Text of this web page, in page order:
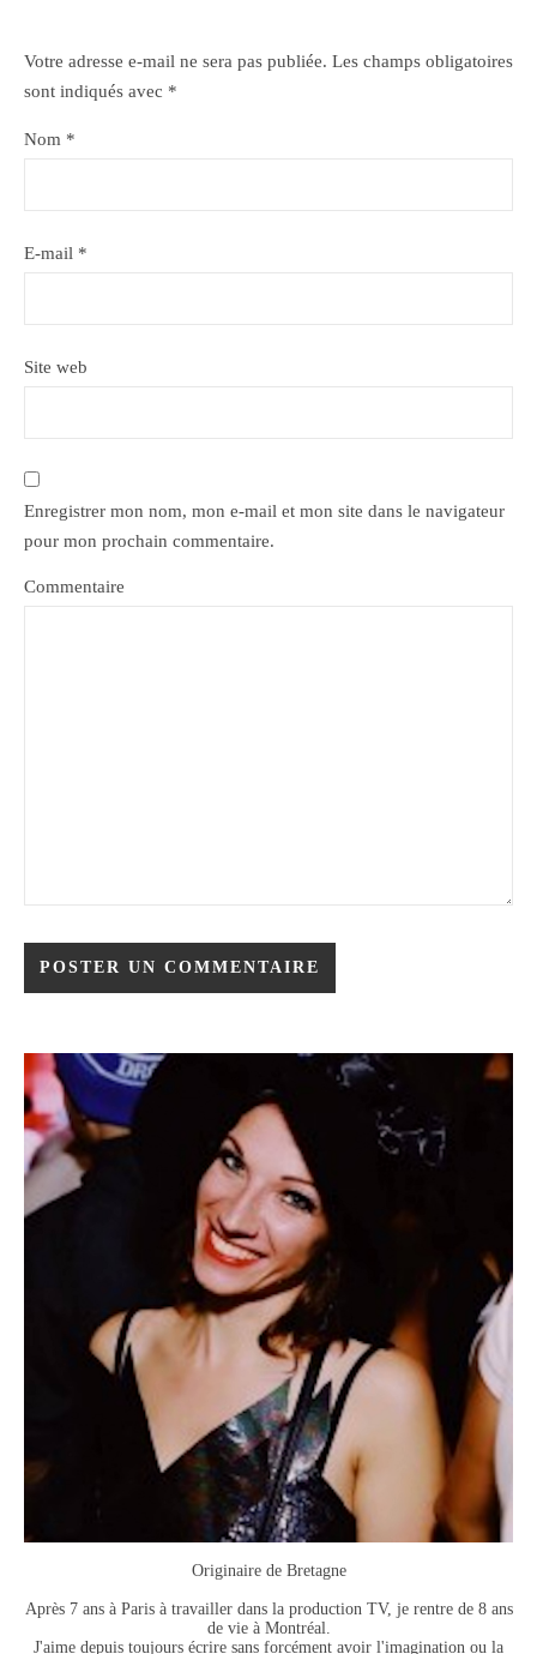
Votre adresse e-mail ne sera pas publiée. Les champs obligatoires
sont indiqués avec *
Nom *
E-mail *
Site web
Enregistrer mon nom, mon e-mail et mon site dans le navigateur
pour mon prochain commentaire.
Commentaire
Originaire de Bretagne
Après 7 ans à Paris à travailler dans la production TV, je rentre de 8 ans
de vie à Montréal.
J'aime depuis toujours écrire sans forcément avoir l'imagination ou la